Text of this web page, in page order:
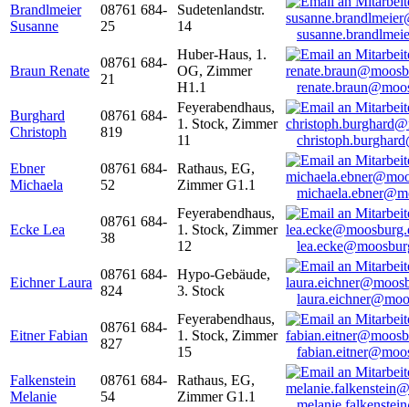
Brandlmeier
Susanne
08761 684-
25
Sudetenlandstr.
14
Braun Renate
08761 684-
21
Huber-Haus, 1.
OG, Zimmer
H1.1
Burghard
Christoph
08761 684-
819
Feyerabendhaus,
1. Stock, Zimmer
11
Ebner
Michaela
08761 684-
52
Rathaus, EG,
Zimmer G1.1
Ecke Lea
08761 684-
38
Feyerabendhaus,
1. Stock, Zimmer
12
Eichner Laura
08761 684-
824
Hypo-Gebäude,
3. Stock
Eitner Fabian
08761 684-
827
Feyerabendhaus,
1. Stock, Zimmer
15
Falkenstein
Melanie
08761 684-
54
Rathaus, EG,
Zimmer G1.1